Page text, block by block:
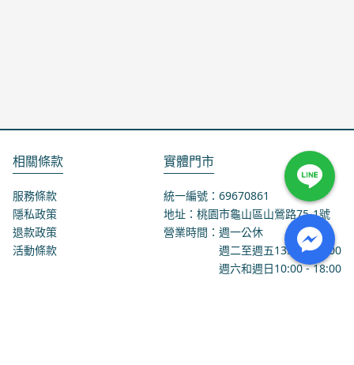
相關條款
服務條款
隱私政策
退款政策
活動條款
實體門市
統一編號：69670861
地址：桃園市龜山區山鶯路75-1號
營業時間：週一公休
週二至週五13:00 - 18:00
週六和週日10:00 - 18:00